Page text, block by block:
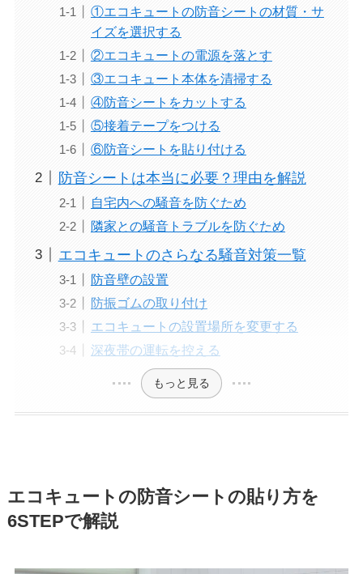
①エコキュートの防音シートの材質・サ
イズを選択する
②エコキュートの電源を落とす
③エコキュート本体を清掃する
④防音シートをカットする
⑤接着テープをつける
⑥防音シートを貼り付ける
防音シートは本当に必要？理由を解説
自宅内への騒音を防ぐため
隣家との騒音トラブルを防ぐため
エコキュートのさらなる騒音対策一覧
防音壁の設置
防振ゴムの取り付け
エコキュートの設置場所を変更する
深夜帯の運転を控える
もっと見る
エコキュートの防音シートの貼り方を
6STEPで解説